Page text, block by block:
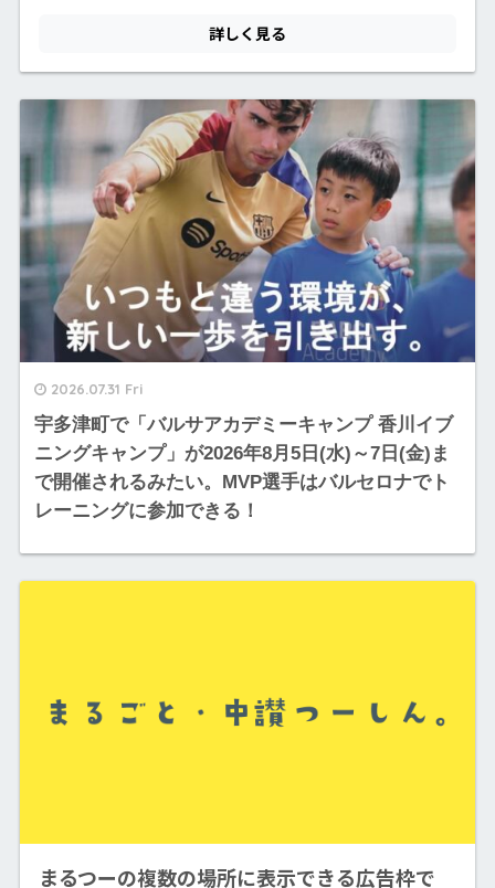
2026.07.31 Fri
宇多津町で「バルサアカデミーキャンプ 香川イブ
ニングキャンプ」が2026年8月5日(水)～7日(金)ま
で開催されるみたい。MVP選手はバルセロナでト
レーニングに参加できる！